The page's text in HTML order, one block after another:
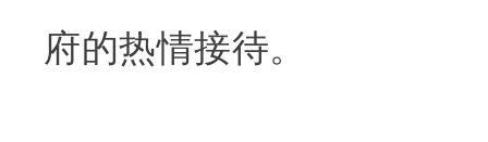
府的热情接待。